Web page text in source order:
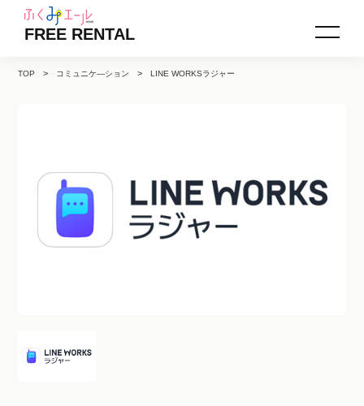
FREE RENTAL
TOP コミュニケ―ション LINE WORKSラジャー